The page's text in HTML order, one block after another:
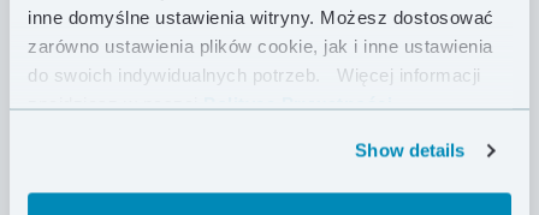
inne domyślne ustawienia witryny. Możesz dostosować
zarówno ustawienia plików cookie, jak i inne ustawienia
do swoich indywidualnych potrzeb.
Więcej informacji
znajdziesz w naszejPolityce Prywatności .
Show details